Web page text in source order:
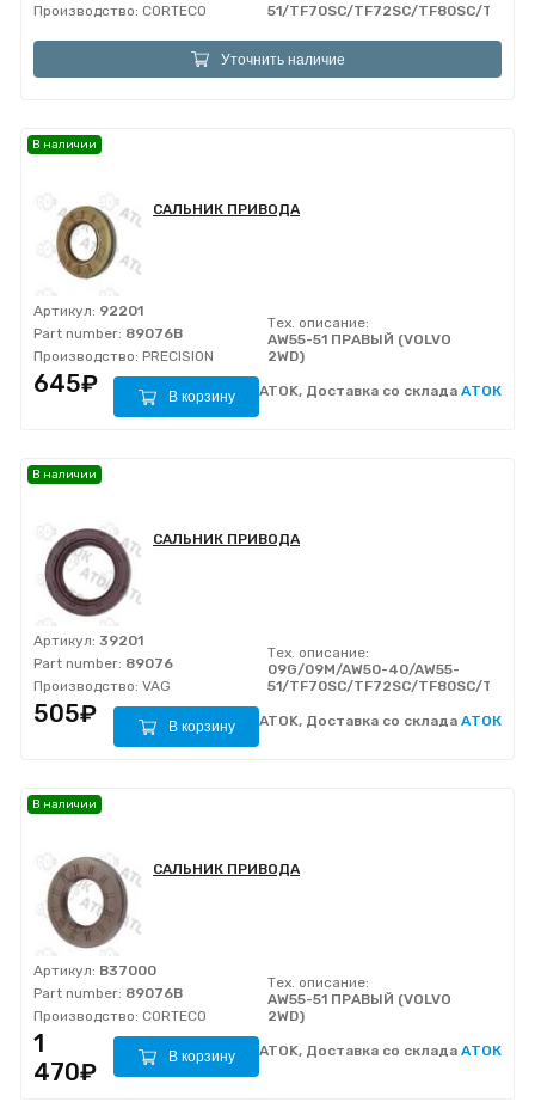
Производство: CORTECO
51/TF70SC/TF72SC/TF80SC/
Уточнить наличие
САЛЬНИК ПРИВОДА
Артикул: 92201
Part number: 89076B
Производство: PRECISION
Тех. описание:
AW55-51 ПРАВЫЙ (VOLVO
2WD)
В наличии
645₽ В корзину ATOK, Доставка со склада АТОК
САЛЬНИК ПРИВОДА
Артикул: 39201
Part number: 89076
Производство: VAG
Тех. описание:
09G/09M/AW50-40/AW55-
51/TF70SC/TF72SC/TF80SC/
В наличии
505₽ В корзину ATOK, Доставка со склада АТОК
САЛЬНИК ПРИВОДА
Артикул: B37000
Part number: 89076B
Производство: CORTECO
Тех. описание:
AW55-51 ПРАВЫЙ (VOLVO
2WD)
В наличии
1
470₽
В корзину ATOK, Доставка со склада АТОК